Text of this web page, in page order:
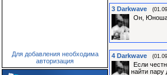
Для добавления необходима
авторизация
3 Darkwave
Он, Юноша,
4 Darkwave
Если
найти пару